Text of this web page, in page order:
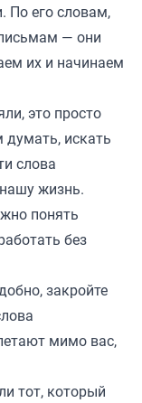
По его словам,
— они
их и начинаем
это просто
искать
слова
жизнь.
понять
без
закройте
мимо вас,
тот, который